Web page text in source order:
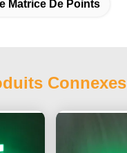
Matrice De Points
Connexes